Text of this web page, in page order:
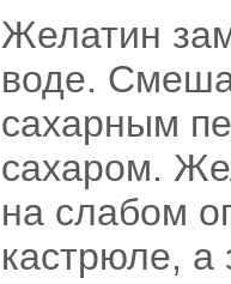
Желатин
воде.
сахарным
сахаром.
на слабом
кастрюле, а